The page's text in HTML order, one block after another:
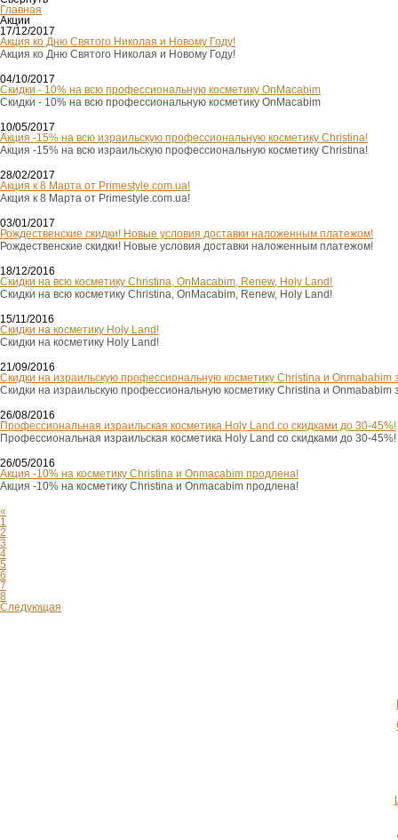
Главная
Акции
17/12/2017
Акция ко Дню Святого Николая и Новому Году!
Акция ко Дню Святого Николая и Новому Году!
04/10/2017
Скидки - 10% на всю профессиональную косметику OnMacabim
Скидки - 10% на всю профессиональную косметику OnMacabim
10/05/2017
Акция -15% на всю израильскую профессиональную косметику Christina!
Акция -15% на всю израильскую профессиональную косметику Christina!
28/02/2017
Акция к 8 Марта от Primestyle.com.ua!
Акция к 8 Марта от Primestyle.com.ua!
03/01/2017
Рождественские скидки! Новые условия доставки наложенным платежом!
Рождественские скидки! Новые условия доставки наложенным платежом!
18/12/2016
Скидки на всю косметику Christina, OnMacabim, Renew, Holy Land!
Скидки на всю косметику Christina, OnMacabim, Renew, Holy Land!
15/11/2016
Скидки на косметику Holy Land!
Скидки на косметику Holy Land!
21/09/2016
Скидки на израильскую профессиональную косметику Christina и Onmababim
Скидки на израильскую профессиональную косметику Christina и Onmababim
26/08/2016
Профессиональная израильская косметика Holy Land со скидками до 30-45%!
Профессиональная израильская косметика Holy Land со скидками до 30-45%!
26/05/2016
Акция -10% на косметику Christina и Onmacabim продлена!
Акция -10% на косметику Christina и Onmacabim продлена!
«
1
2
3
4
5
6
7
8
Следующая